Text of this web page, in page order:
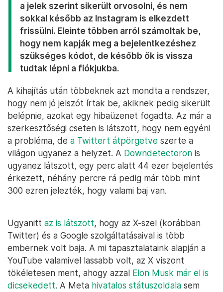
a jelek szerint sikerült orvosolni, és nem
sokkal később az Instagram is elkezdett
frissülni. Eleinte többen arról számoltak be,
hogy nem kapják meg a bejelentkezéshez
szükséges kódot, de később ők is vissza
tudtak lépni a fiókjukba.
A kihajítás után többeknek azt mondta a rendszer,
hogy nem jó jelszót írtak be, akiknek pedig sikerült
belépnie, azokat egy hibaüzenet fogadta. Az már a
szerkesztőségi cseten is látszott, hogy nem egyéni
a probléma, de a Twittert átpörgetve szerte a
világon ugyanez a helyzet. A Downdetectoron is
ugyanez látszott, egy perc alatt 44 ezer bejelentés
érkezett, néhány percre rá pedig már több mint
300 ezren jelezték, hogy valami baj van.
Ugyanitt az is látszott, hogy az X-szel (korábban
Twitter) és a Google szolgáltatásaival is több
embernek volt baja. A mi tapasztalataink alapján a
YouTube valamivel lassabb volt, az X viszont
tökéletesen ment, ahogy azzal Elon Musk már el is
dicsekedett. A Meta hivatalos státuszoldala sem